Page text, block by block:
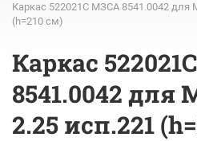
Каркас 522021С МЗСА 8541.0042 для
(h=210 см)
Каркас
8541.0042 для
2.25 исп.221